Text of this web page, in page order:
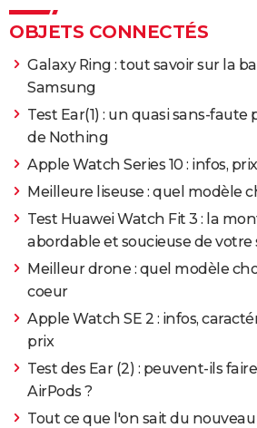
OBJETS CONNECTÉS
Galaxy Ring : tout savoir sur la
Samsung
Test Ear(1) : un quasi sans-faute
de Nothing
Apple Watch Series 10 : infos,
Meilleure liseuse : quel modèle
Test Huawei Watch Fit 3 : la
abordable et soucieuse de votre
Meilleur drone : quel modèle
coeur
Apple Watch SE 2 : infos,
prix
Test des Ear (2) : peuvent-ils
AirPods ?
Tout ce que l'on sait du